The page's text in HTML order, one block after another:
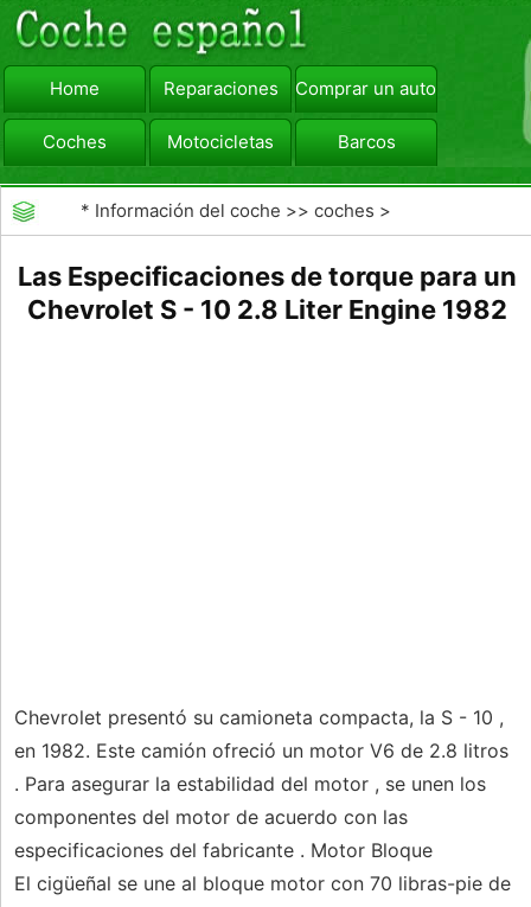
Home Reparaciones Comprar un automóvil
Coches Motocicletas Barcos
viajar Camiones
* Información del coche >>coches >
coches General
Las Especificaciones de torque para un
Chevrolet S - 10 2.8 Liter Engine 1982
Chevrolet presentó su camioneta compacta, la S - 10 ,
en 1982. Este camión ofreció un motor V6 de 2.8 litros
. Para asegurar la estabilidad del motor , se unen los
componentes del motor de acuerdo con las
especificaciones del fabricante . Motor Bloque
El cigüeñal se une al bloque motor con 70 libras-pie de